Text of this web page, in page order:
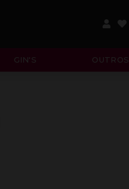
GIN'S OUTROS